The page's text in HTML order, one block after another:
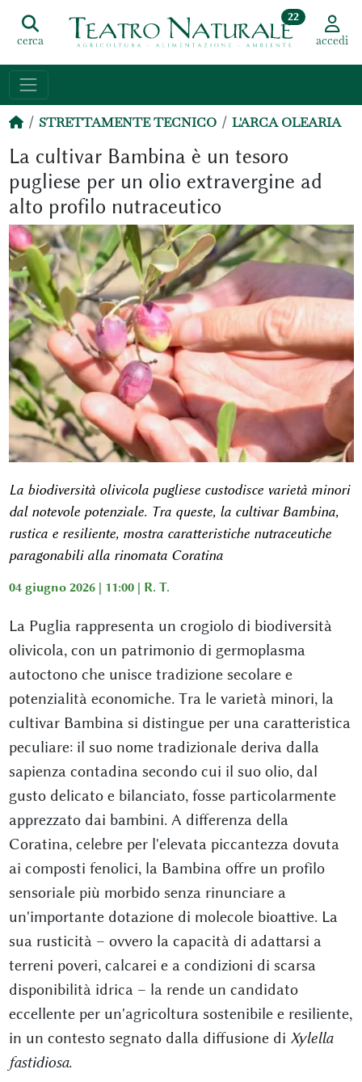
cerca
22
accedi
STRETTAMENTE TECNICO L'ARCA OLEARIA
La cultivar Bambina è un tesoro
pugliese per un olio extravergine ad
alto profilo nutraceutico
La biodiversità olivicola pugliese custodisce varietà minori
dal notevole potenziale. Tra queste, la cultivar Bambina,
rustica e resiliente, mostra caratteristiche nutraceutiche
paragonabili alla rinomata Coratina
04 giugno 2026 | 11:00 | R. T.
La Puglia rappresenta un crogiolo di biodiversità
olivicola, con un patrimonio di germoplasma
autoctono che unisce tradizione secolare e
potenzialità economiche. Tra le varietà minori, la
cultivar Bambina si distingue per una caratteristica
peculiare: il suo nome tradizionale deriva dalla
sapienza contadina secondo cui il suo olio, dal
gusto delicato e bilanciato, fosse particolarmente
apprezzato dai bambini. A differenza della
Coratina, celebre per l'elevata piccantezza dovuta
ai composti fenolici, la Bambina offre un profilo
sensoriale più morbido senza rinunciare a
un'importante dotazione di molecole bioattive. La
sua rusticità – ovvero la capacità di adattarsi a
terreni poveri, calcarei e a condizioni di scarsa
disponibilità idrica – la rende un candidato
eccellente per un'agricoltura sostenibile e resiliente,
in un contesto segnato dalla diffusione di Xylella
fastidiosa.